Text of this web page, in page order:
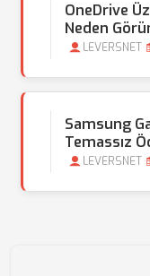
OneDrive
Neden
LEVERSNET
Samsung
Temassız
LEVERSNET